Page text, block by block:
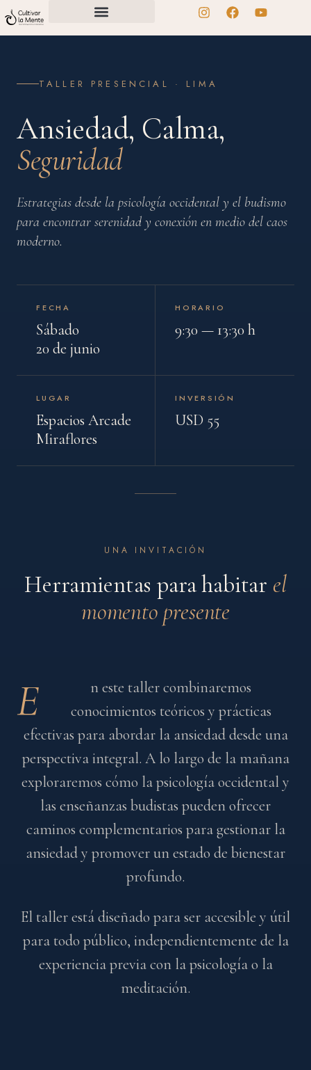
TALLER PRESENCIAL · LIMA
Ansiedad, Calma,
Seguridad
Estrategias desde la psicología occidental y el budismo
para encontrar serenidad y conexión en medio del caos
moderno.
FECHA
Sábado
20 de junio
HORARIO
9:30 — 13:30 h
LUGAR
Espacios Arcade
Miraflores
INVERSIÓN
USD 55
UNA INVITACIÓN
Herramientas para habitar el
momento presente
E
n este taller combinaremos
conocimientos teóricos y prácticas
efectivas para abordar la ansiedad desde una
perspectiva integral. A lo largo de la mañana
exploraremos cómo la psicología occidental y
las enseñanzas budistas pueden ofrecer
caminos complementarios para gestionar la
ansiedad y promover un estado de bienestar
profundo.
El taller está diseñado para ser accesible y útil
para todo público, independientemente de la
experiencia previa con la psicología o la
meditación.